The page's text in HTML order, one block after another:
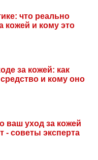
что реально
кожей и кому это
за кожей: как
и кому оно
ваш уход за кожей
- советы эксперта